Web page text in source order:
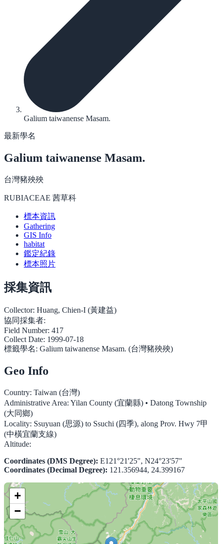
Galium taiwanense Masam.
最新學名
Galium taiwanense Masam.
台灣豬殃殃
RUBIACEAE 茜草科
標本資訊
Gathering
GIS Info
habitat
鑑定紀錄
標本照片
採集資訊
Collector: Huang, Chien-I (黃建益)
協同採集者:
Field Number: 417
Collect Date: 1999-07-18
標籤學名: Galium taiwanense Masam. (台灣豬殃殃)
Geo Info
Country: Taiwan (台灣)
Administrative Area: Yilan County (宜蘭縣) • Datong Township
(大同鄉)
Locality: Ssuyuan (思源) to Ssuchi (四季), along Prov. Hwy 7甲
(中橫宜蘭支線)
Altitude:
Coordinates (DMS Degree): E121°21'25", N24°23'57"
Coordinates (Decimal Degree): 121.356944, 24.399167
+
−